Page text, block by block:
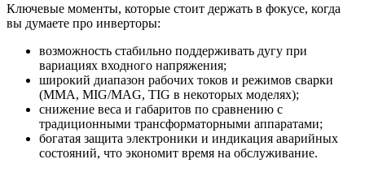
Ключевые моменты, которые стоит держать в фокусе, когда
вы думаете про инверторы:
возможность стабильно поддерживать дугу при
вариациях входного напряжения;
широкий диапазон рабочих токов и режимов сварки
(MMA, MIG/MAG, TIG в некоторых моделях);
снижение веса и габаритов по сравнению с
традиционными трансформаторными аппаратами;
богатая защита электроники и индикация аварийных
состояний, что экономит время на обслуживание.